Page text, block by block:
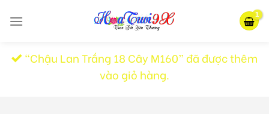
“Chậu Lan Trắng 18 Cây M160” đã được thêm
vào giỏ hàng.